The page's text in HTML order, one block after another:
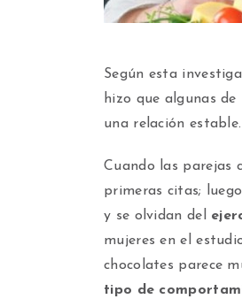
Según esta
hizo que algunas
una relación estable.
Cuando las parejas
primeras citas;
y se olvidan del
mujeres en el
chocolates parece
tipo de